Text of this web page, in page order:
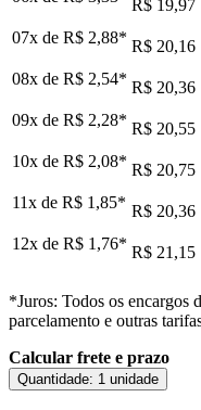
R$ 19,97
07x de R$ 2,88* R$ 20,16
08x de R$ 2,54* R$ 20,36
09x de R$ 2,28* R$ 20,55
10x de R$ 2,08* R$ 20,75
11x de R$ 1,85* R$ 20,36
12x de R$ 1,76* R$ 21,15
*Juros: Todos os encargos
parcelamento e outras
Calcular frete e prazo
Quantidade: 1 unidade